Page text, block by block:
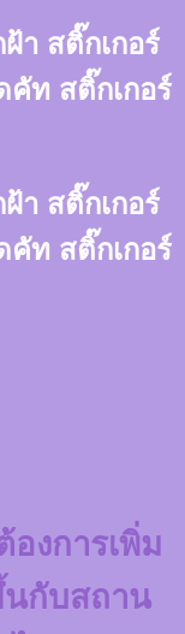
า สติ๊กเกอร์
ท สติ๊กเกอร์
า สติ๊กเกอร์
ท สติ๊กเกอร์
งการเพิ่ม
นกับสถาน